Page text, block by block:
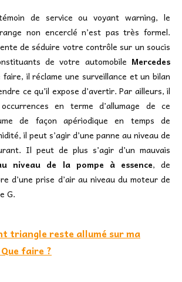
de service ou voyant warning, le
non encerclé n’est pas très formel.
de séduire votre contrôle sur un soucis
de votre automobile Mercedes
faire, il réclame une surveillance et un bilan
ce qu’il expose d’avertir. Par ailleurs, il
en terme d’allumage de ce
de façon apériodique en temps de
il peut s’agir d’une panne au niveau de
Il peut de plus s’agir d’un mauvais
niveau de la pompe à essence, de
d’une prise d’air au niveau du moteur de
G.
triangle reste allumé sur ma
faire ?